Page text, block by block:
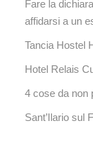
Fare la
affidarsi a un
Tancia Hostel
Hotel Relais
4 cose da non
Sant’Ilario sul